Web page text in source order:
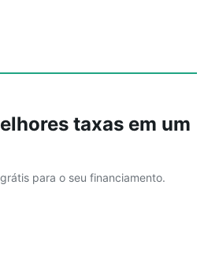
taxas em um
para o seu financiamento.